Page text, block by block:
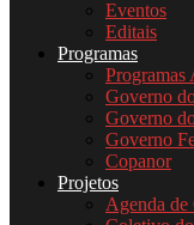
Eventos
Editais
Programas
Programas
Governo
Governo
Governo
Copanor
Projetos
Agenda de